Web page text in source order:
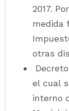
2017.
medida
otras
el cual
interno